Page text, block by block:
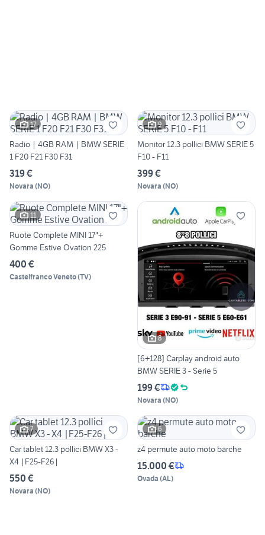
17
Radio | 4GB RAM | BMW SERIE
1 F20 F21 F30 F31
319 €
Novara (NO)
9
Monitor 12.3 pollici BMW SERIE 5
F10 - F11
399 €
Novara (NO)
11
Ruote Complete MINI 17"+
Gomme Estive Ovation 225
400 €
Castelfranco Veneto(TV)
8
[6+128] Carplay android auto
BMW SERIE 3 - Serie 5
199 €
Novara (NO)
7
Car tablet 12.3 pollici BMW X3 -
X4 |F25-F26|
550 €
Novara (NO)
6
z4 permute auto moto barche
15.000 €
Ovada (AL)